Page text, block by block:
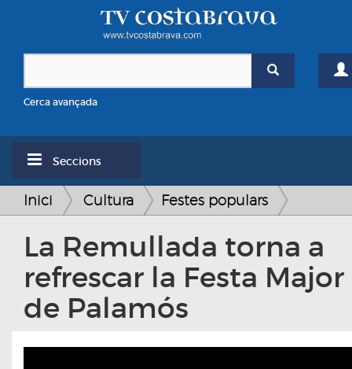
Cerca avançada
Seccions
Inici Cultura Festes populars
La Remullada torna a
refrescar la Festa Major
de Palamós